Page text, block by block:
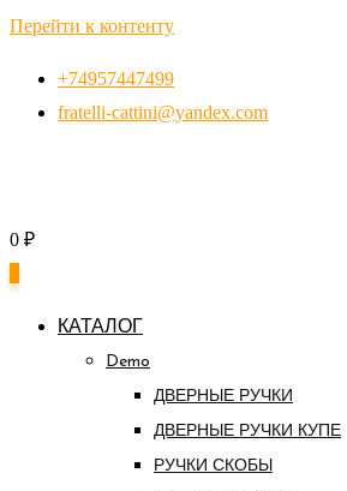
Перейти к контенту
+74957447499
fratelli-cattini@yandex.com
0 ₽
КАТАЛОГ
Demo
ДВЕРНЫЕ РУЧКИ
ДВЕРНЫЕ РУЧКИ КУПЕ
РУЧКИ СКОБЫ